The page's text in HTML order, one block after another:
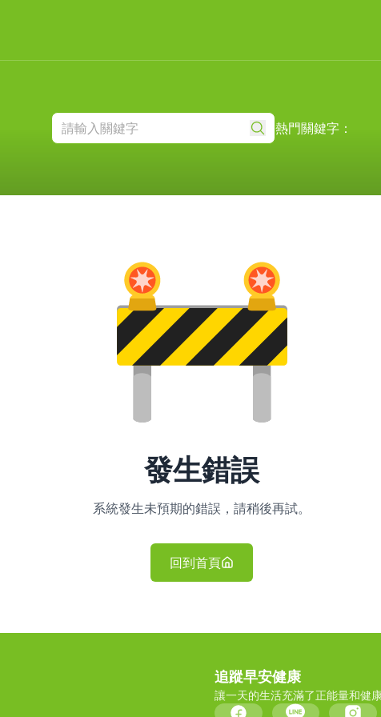
熱門關鍵字：
發生錯誤
系統發生未預期的錯誤，請稍後再試。
回到首頁
追蹤早安健康
讓一天的生活充滿了正能量和健